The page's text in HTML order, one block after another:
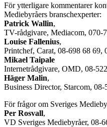
För ytterligare kommentarer
Mediebyråers branschexperter:
Patrick Wallin,
TV-rådgivare, Mediacom, 070-
Louise Fallenius,
Printchef, Carat, 08-698 68 69,
Mikael Taipale
Internetrådgivare, OMD, 08-
Häger Malin,
Business Director, Starcom,
För frågor om Sveriges
Per Rosvall,
VD Sveriges Mediebyråer, 08-